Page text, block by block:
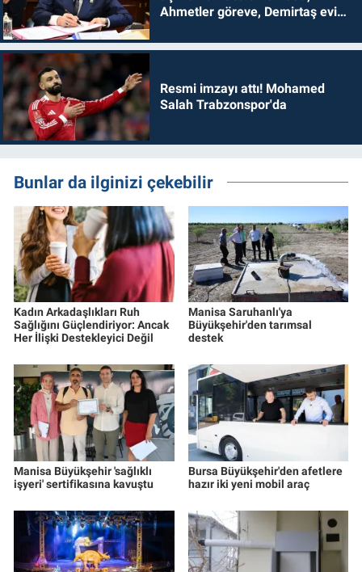
Ahmetler göreve, Demirtaş evine
Resmi imzayı attı! Mohamed
Salah Trabzonspor'da
Bunlar da ilginizi çekebilir
Kadın Arkadaşlıkları Ruh
Sağlığını Güçlendiriyor: Ancak
Her İlişki Destekleyici Değil
Manisa Saruhanlı'ya
Büyükşehir'den tarımsal
destek
Manisa Büyükşehir 'sağlıklı
işyeri' sertifikasına kavuştu
Bursa Büyükşehir'den afetlere
hazır iki yeni mobil araç